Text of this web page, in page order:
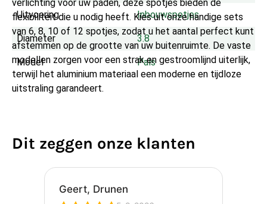
verlichting voor uw paden, deze spotjes bieden de
flexibiliteit die u nodig heeft. Kies uit onze handige sets
van 6, 8, 10 of 12 spotjes, zodat u het aantal perfect kunt
afstemmen op de grootte van uw buitenruimte. De vaste
modellen zorgen voor een strak en gestroomlijnd uiterlijk,
terwijl het aluminium materiaal een moderne en tijdloze
uitstraling garandeert.
Uitvoering Inbouwspotjes
Diameter 3.8
Model Pals
Dit zeggen onze klanten